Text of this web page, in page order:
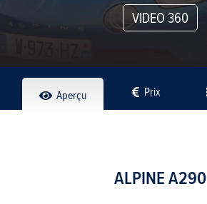
VIDEO 360
Aperçu Prix
ALPINE A290